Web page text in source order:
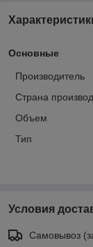
Основные
Производитель
Страна
Объем
Тип
Условия
Самовывоз